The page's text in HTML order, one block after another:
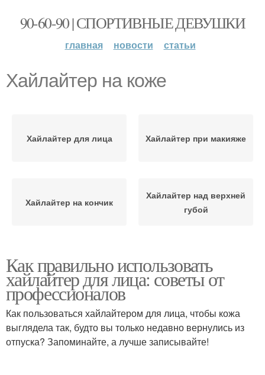
90-60-90 | СПОРТИВНЫЕ ДЕВУШКИ
главная новости статьи
Хайлайтер на коже
Хайлайтер для лица Хайлайтер при макияже
Хайлайтер на кончик
Хайлайтер над верхней
губой
Как правильно использовать
хайлайтер для лица: советы от
профессионалов
Как пользоваться хайлайтером для лица, чтобы кожа
выглядела так, будто вы только недавно вернулись из
отпуска? Запоминайте, а лучше записывайте!